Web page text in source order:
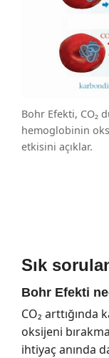
Bohr Efekti, CO₂
hemoglobinin
etkisini açıklar.
Sık
Bohr Efekti
CO₂ arttığında
oksijeni
ihtiyaç anında